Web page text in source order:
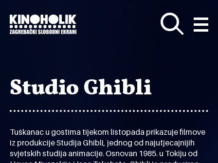
glavni
sadržaj
Studio Ghibli
Tuškanac u gostima tijekom listopada prikazuje filmove
iz produkcije Studija Ghibli, jednog od najutjecajnijih
svjetskih studija animacije. Osnovan 1985. u Tokiju od